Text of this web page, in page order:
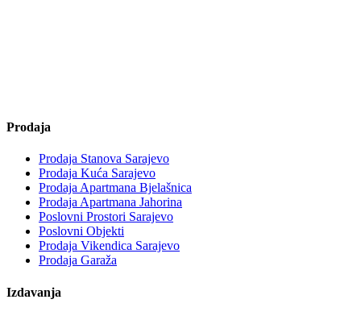
Prodaja
Prodaja Stanova Sarajevo
Prodaja Kuća Sarajevo
Prodaja Apartmana Bjelašnica
Prodaja Apartmana Jahorina
Poslovni Prostori Sarajevo
Poslovni Objekti
Prodaja Vikendica Sarajevo
Prodaja Garaža
Izdavanja